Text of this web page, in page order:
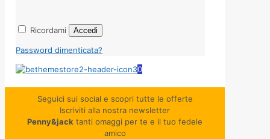
Ricordami Accedi
Password dimenticata?
0
Seguici sui social e scopri tutte le offerte
Iscriviti alla nostra newsletter
Penny&jack tanti omaggi per te e il tuo fedele
amico